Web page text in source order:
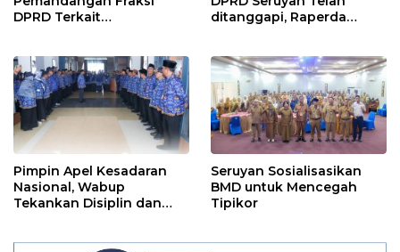
DPRD Terkait
2024
ditanggapi, Raperda
Pimpin Apel Kesadaran
Nasional, Wabup
Tekankan Disiplin dan
Seruyan Sosialisasikan
BMD untuk Mencegah
Tipikor